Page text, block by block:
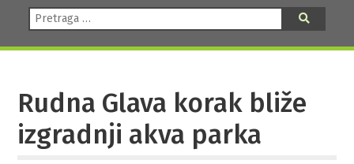
Pretraga:
Rudna Glava korak bliže
izgradnji akva parka